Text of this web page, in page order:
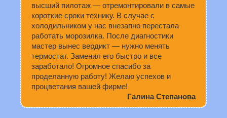
высший пилотаж — отремонтировали в самые
короткие сроки технику. В случае с
холодильником у нас внезапно перестала
работать морозилка. После диагностики
мастер вынес вердикт — нужно менять
термостат. Заменил его быстро и все
заработало! Огромное спасибо за
проделанную работу! Желаю успехов и
процветания вашей фирме!
Галина Степанова